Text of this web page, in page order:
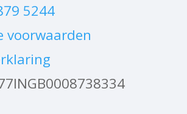
5244
voorwaarden